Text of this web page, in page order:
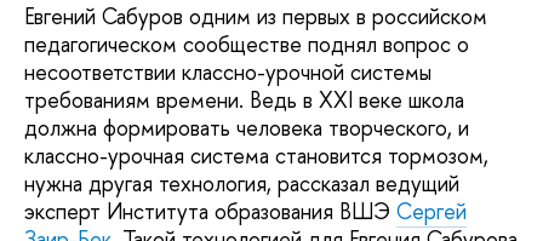
Евгений Сабуров одним из первых в российском
педагогическом сообществе поднял вопрос о
несоответствии классно-урочной системы
требованиям времени. Ведь в XXI веке школа
должна формировать человека творческого, и
классно-урочная система становится тормозом,
нужна другая технология, рассказал ведущий
эксперт Института образования ВШЭ Сергей